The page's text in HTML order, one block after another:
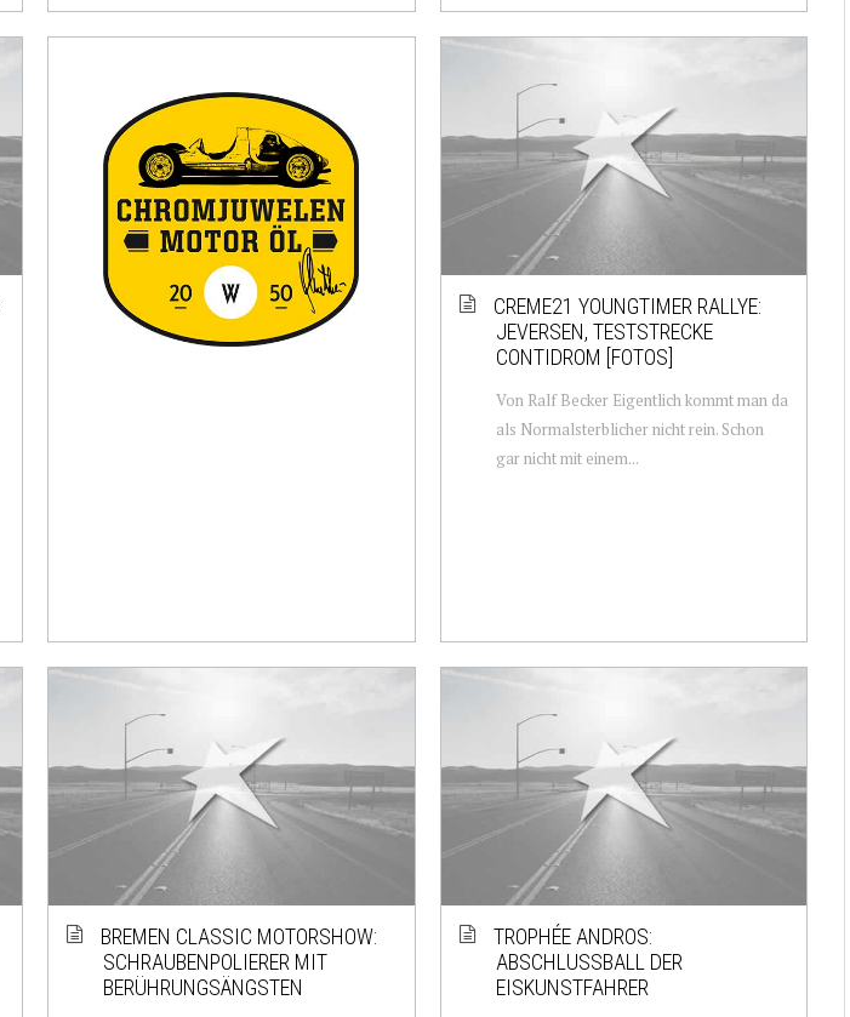
CREME21 YOUNGTIMER RALLYE:
JEVERSEN, TESTSTRECKE
CONTIDROM [FOTOS]
Von Ralf Becker Eigentlich kommt man da
als Normalsterblicher nicht rein. Schon
gar nicht mit einem...
BREMEN CLASSIC MOTORSHOW:
SCHRAUBENPOLIERER MIT
BERÜHRUNGSÄNGSTEN
TROPHÉE ANDROS:
ABSCHLUSSBALL DER
EISKUNSTFAHRER